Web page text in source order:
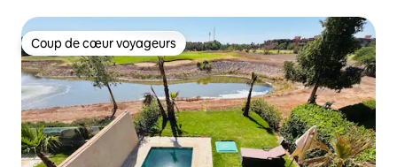
Coup de cœur voyageurs
Coup de cœur voyageurs